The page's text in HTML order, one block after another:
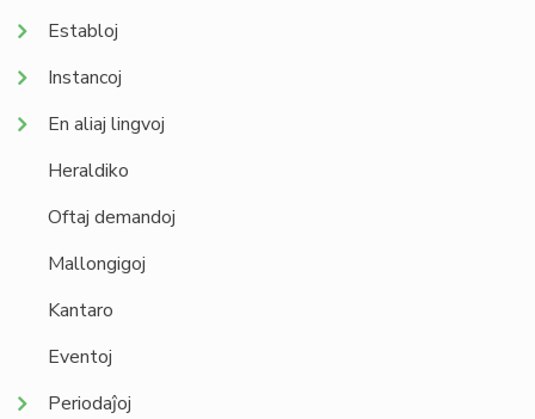
Establoj
Instancoj
En aliaj lingvoj
Heraldiko
Oftaj demandoj
Mallongigoj
Kantaro
Eventoj
Periodaĵoj